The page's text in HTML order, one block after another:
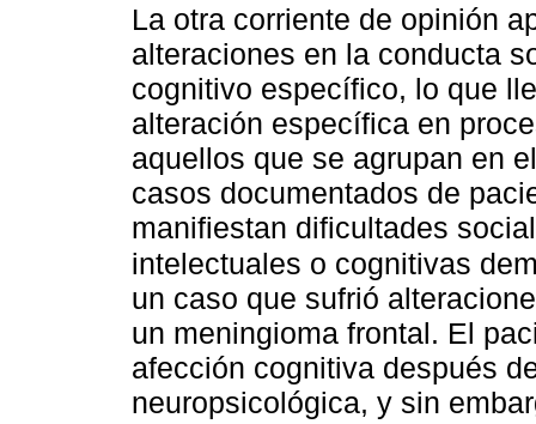
La otra corriente de opinión
alteraciones en la conducta
cognitivo específico, lo que
alteración específica en
aquellos que se agrupan en
casos documentados de
manifiestan dificultades
intelectuales o cognitivas
un caso que sufrió
un meningioma frontal. El
afección cognitiva después
neuropsicológica, y sin